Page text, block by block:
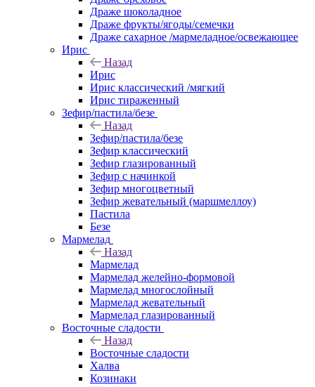
Драже шоколадное
Драже фрукты/ягоды/семечки
Драже сахарное /мармеладное/освежающее
Ирис
Назад
Ирис
Ирис классический /мягкий
Ирис тираженный
Зефир/пастила/безе
Назад
Зефир/пастила/безе
Зефир классический
Зефир глазированный
Зефир с начинкой
Зефир многоцветный
Зефир жевательный (маршмеллоу)
Пастила
Безе
Мармелад
Назад
Мармелад
Мармелад желейно-формовой
Мармелад многослойный
Мармелад жевательный
Мармелад глазированный
Восточные сладости
Назад
Восточные сладости
Халва
Козинаки